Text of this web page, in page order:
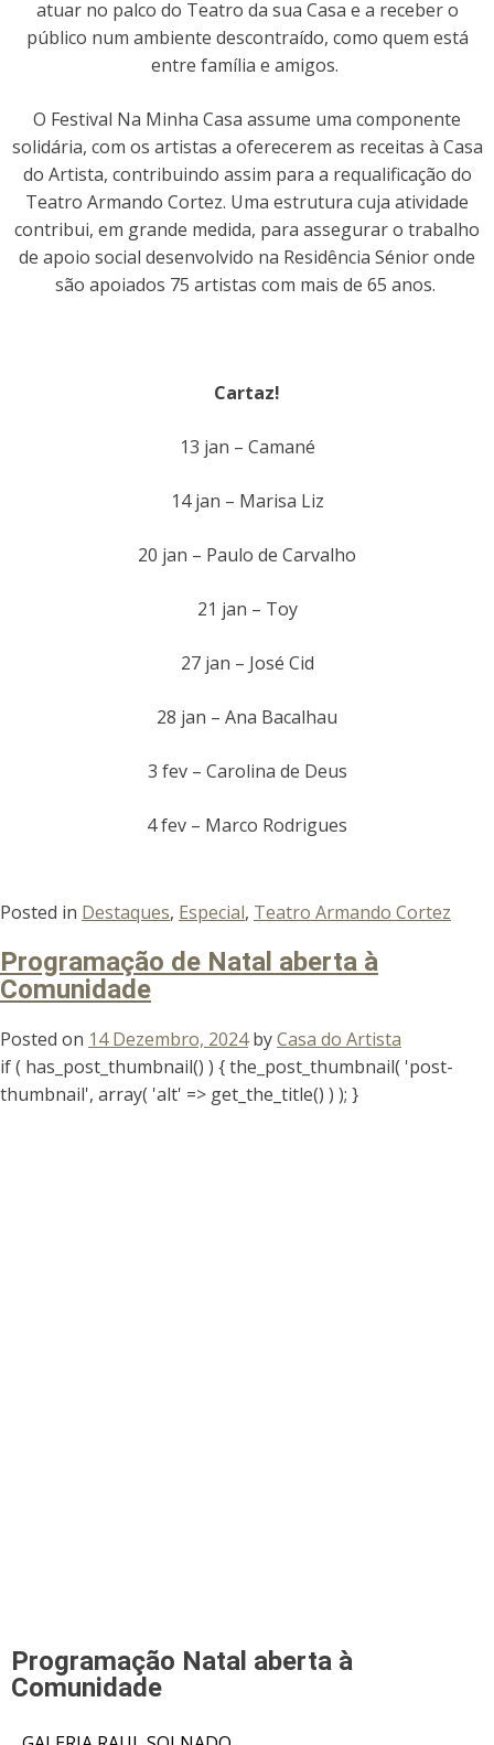
atuar no palco do Teatro da sua Casa e a receber o
público num ambiente descontraído, como quem está
entre família e amigos.
O Festival Na Minha Casa assume uma componente
solidária, com os artistas a oferecerem as receitas à Casa
do Artista, contribuindo assim para a requalificação do
Teatro Armando Cortez. Uma estrutura cuja atividade
contribui, em grande medida, para assegurar o trabalho
de apoio social desenvolvido na Residência Sénior onde
são apoiados 75 artistas com mais de 65 anos.
Cartaz!
13 jan – Camané
14 jan – Marisa Liz
20 jan – Paulo de Carvalho
21 jan – Toy
27 jan – José Cid
28 jan – Ana Bacalhau
3 fev – Carolina de Deus
4 fev – Marco Rodrigues
Posted in Destaques, Especial, Teatro Armando Cortez
Programação de Natal aberta à
Comunidade
Posted on 14 Dezembro, 2024byCasa do Artista
if ( has_post_thumbnail() ) { the_post_thumbnail( 'post-
thumbnail', array( 'alt' => get_the_title() ) ); }
Programação Natal aberta à
Comunidade